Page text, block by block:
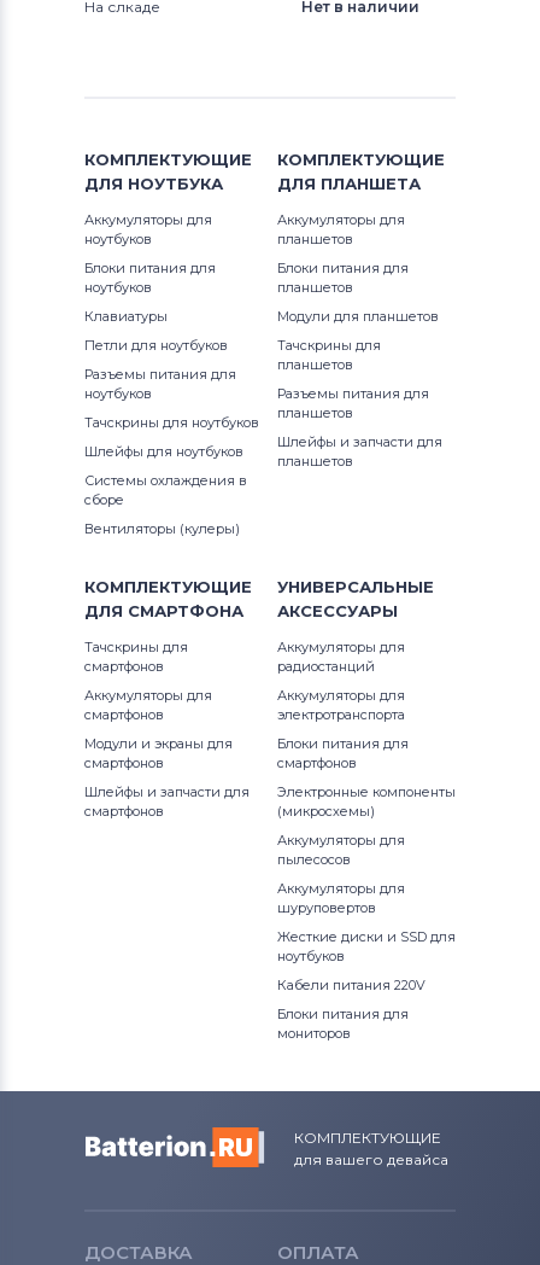
На слкаде
Нет в наличии
КОМПЛЕКТУЮЩИЕ
ДЛЯ НОУТБУКА
Аккумуляторы для
ноутбуков
Блоки питания для
ноутбуков
Клавиатуры
Петли для ноутбуков
Разъемы питания для
ноутбуков
Тачскрины для ноутбуков
Шлейфы для ноутбуков
Системы охлаждения в
сборе
Вентиляторы (кулеры)
КОМПЛЕКТУЮЩИЕ
ДЛЯ ПЛАНШЕТА
Аккумуляторы для
планшетов
Блоки питания для
планшетов
Модули для планшетов
Тачскрины для
планшетов
Разъемы питания для
планшетов
Шлейфы и запчасти для
планшетов
КОМПЛЕКТУЮЩИЕ
ДЛЯ СМАРТФОНА
Тачскрины для
смартфонов
Аккумуляторы для
смартфонов
Модули и экраны для
смартфонов
Шлейфы и запчасти для
смартфонов
УНИВЕРСАЛЬНЫЕ
АКСЕССУАРЫ
Аккумуляторы для
радиостанций
Аккумуляторы для
электротранспорта
Блоки питания для
смартфонов
Электронные компоненты
(микросхемы)
Аккумуляторы для
пылесосов
Аккумуляторы для
шуруповертов
Жесткие диски и SSD для
ноутбуков
Кабели питания 220V
Блоки питания для
мониторов
КОМПЛЕКТУЮЩИЕ
для вашего девайса
ДОСТАВКА
ОПЛАТА